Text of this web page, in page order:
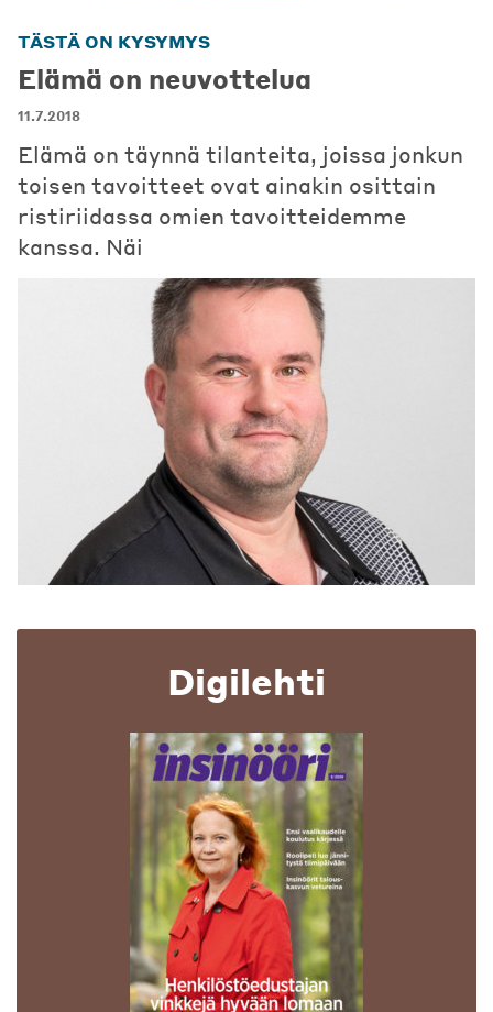
TÄSTÄ ON KYSYMYS
Elämä on neuvottelua
11.7.2018
Elämä on täynnä tilanteita, joissa jonkun
toisen tavoitteet ovat ainakin osittain
ristiriidassa omien tavoitteidemme
kanssa. Näi
Digilehti